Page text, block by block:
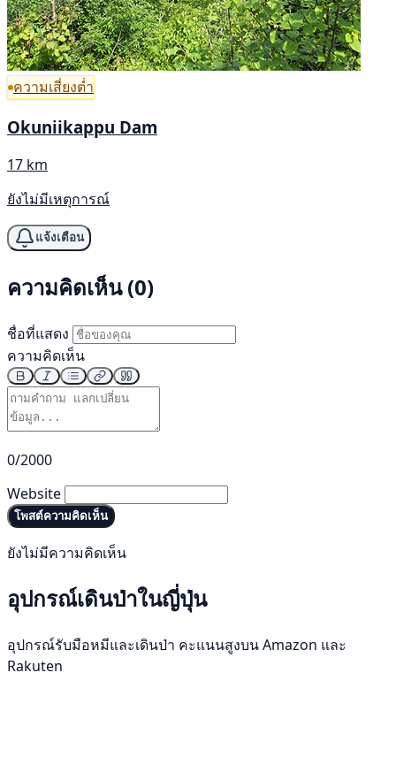
ความเสี่ยงต่ำ
Okuniikappu Dam
17 km
ยังไม่มีเหตุการณ์
แจ้งเตือน
ความคิดเห็น (0)
ชื่อที่แสดง
ความคิดเห็น
0/2000
Website
โพสต์ความคิดเห็น
ยังไม่มีความคิดเห็น
อุปกรณ์เดินป่าในญี่ปุ่น
อุปกรณ์รับมือหมีและเดินป่า คะแนนสูงบน Amazon และ
Rakuten